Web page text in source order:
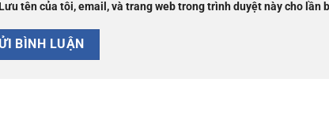
tên của tôi, email, và trang web trong trình duyệt này cho lần